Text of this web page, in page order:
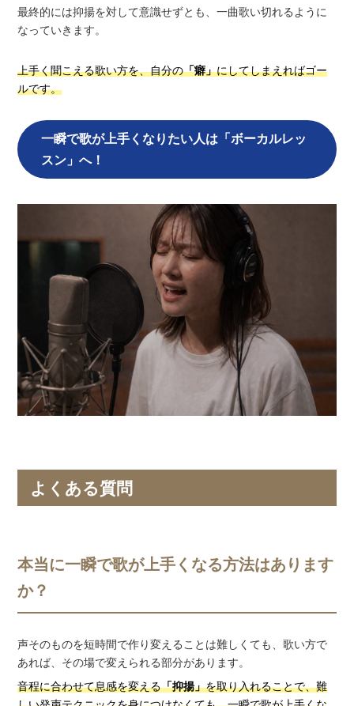
最終的には抑揚を対して意識せずとも、一曲歌い切れるように
なっていきます。
上手く聞こえる歌い方を、自分の「癖」にしてしまえればゴー
ルです。
一瞬で歌が上手くなりたい人は「ボーカルレッ
スン」へ！
よくある質問
本当に一瞬で歌が上手くなる方法はあります
か？
声そのものを短時間で作り変えることは難しくても、歌い方で
あれば、その場で変えられる部分があります。
音程に合わせて息感を変える「抑揚」を取り入れることで、難